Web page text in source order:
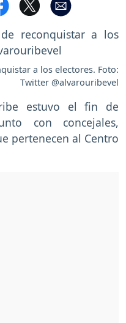
a los electores. Foto:
Twitter @alvarouribevel
estuvo el fin de
con concejales,
pertenecen al Centro